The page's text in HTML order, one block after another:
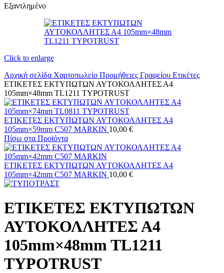
Εξαντλημένο
Click to enlarge
Αρχική σελίδα Χαρτοπωλείο Προμήθειες Γραφείου Ετικέτες
ΕΤΙΚΕΤΕΣ ΕΚΤΥΠΩΤΩΝ ΑΥΤΟΚΟΛΛΗΤΕΣ Α4
105mm×48mm TL1211 TYPOTRUST
ΕΤΙΚΕΤΕΣ ΕΚΤΥΠΩΤΩΝ ΑΥΤΟΚΟΛΛΗΤΕΣ Α4
105mm×59mm C507 MARKIN 10,00 €
Πίσω στα Προϊόντα
ΕΤΙΚΕΤΕΣ ΕΚΤΥΠΩΤΩΝ ΑΥΤΟΚΟΛΛΗΤΕΣ Α4
105mm×42mm C507 MARKIN 10,00 €
ΕΤΙΚΕΤΕΣ ΕΚΤΥΠΩΤΩΝ
ΑΥΤΟΚΟΛΛΗΤΕΣ Α4
105mm×48mm TL1211
TYPOTRUST